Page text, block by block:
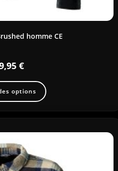
homme CE
€
options